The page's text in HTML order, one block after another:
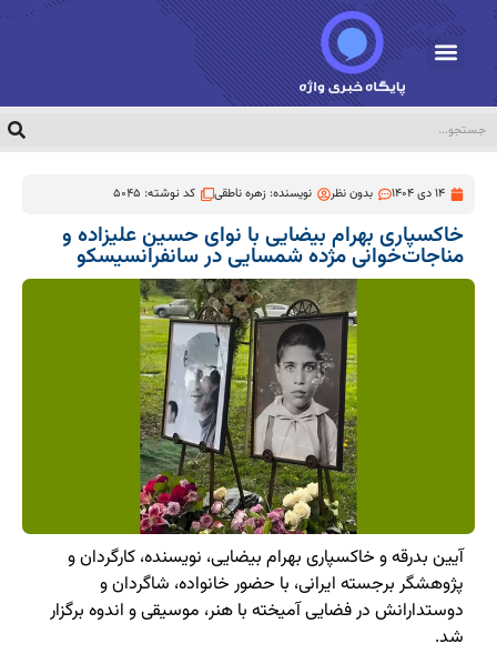
14 دی 1404 بدون نظر نویسنده:زهره ناطقی کد نوشته: 5045
خاکسپاری بهرام بیضایی با نوای حسین علیزاده و
مناجات‌خوانی مژده شمسایی در سانفرانسیسکو
آیین بدرقه و خاکسپاری بهرام بیضایی، نویسنده، کارگردان و
پژوهشگر برجسته ایرانی، با حضور خانواده، شاگردان و
دوستدارانش در فضایی آمیخته با هنر، موسیقی و اندوه برگزار
شد.